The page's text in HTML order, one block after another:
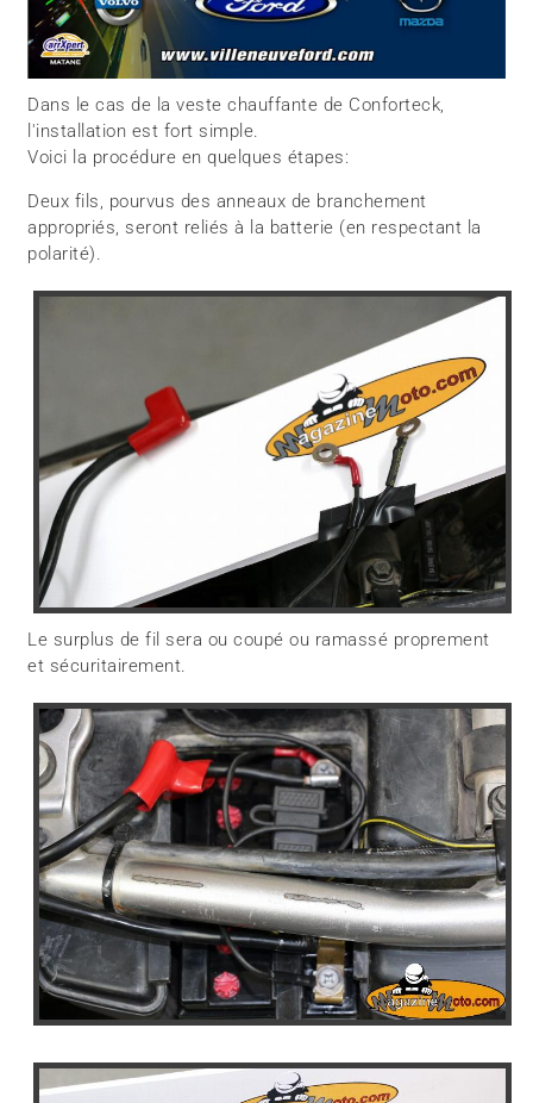
Dans le cas de la veste chauffante de Conforteck,
l'installation est fort simple.
Voici la procédure en quelques étapes:
Deux fils, pourvus des anneaux de branchement
appropriés, seront reliés à la batterie (en respectant la
polarité).
Le surplus de fil sera ou coupé ou ramassé proprement
et sécuritairement.